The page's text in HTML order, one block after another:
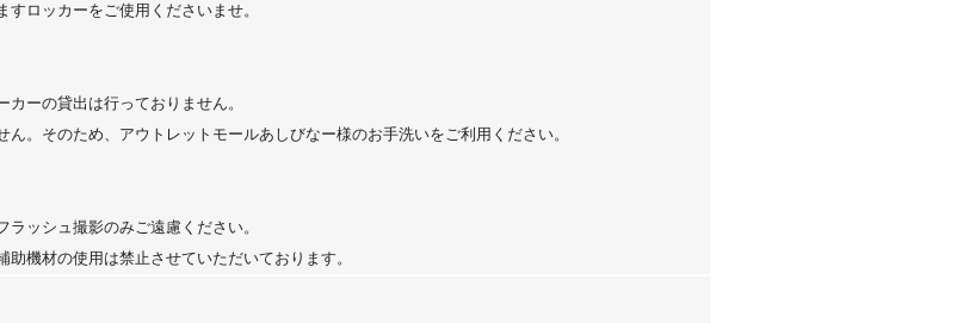
ロッカーをご使用くださいませ。
ーの貸出は行っておりません。
。そのため、アウトレットモールあしびなー様のお手洗いをご利用ください。
ッシュ撮影のみご遠慮ください。
機材の使用は禁止させていただいております。